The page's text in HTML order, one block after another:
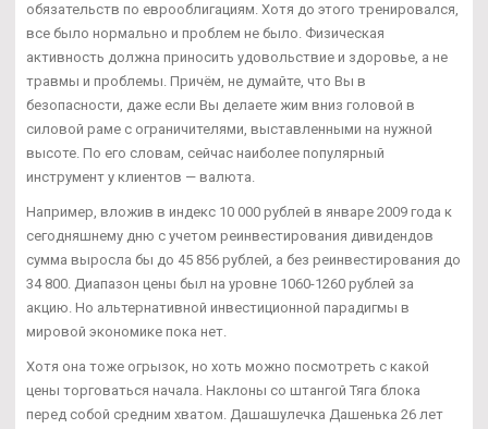
обязательств по еврооблигациям. Хотя до этого тренировался,
все было нормально и проблем не было. Физическая
активность должна приносить удовольствие и здоровье, а не
травмы и проблемы. Причём, не думайте, что Вы в
безопасности, даже если Вы делаете жим вниз головой в
силовой раме с ограничителями, выставленными на нужной
высоте. По его словам, сейчас наиболее популярный
инструмент у клиентов — валюта.
Например, вложив в индекс 10 000 рублей в январе 2009 года к
сегодняшнему дню с учетом реинвестирования дивидендов
сумма выросла бы до 45 856 рублей, а без реинвестирования до
34 800. Диапазон цены был на уровне 1060-1260 рублей за
акцию. Но альтернативной инвестиционной парадигмы в
мировой экономике пока нет.
Хотя она тоже огрызок, но хоть можно посмотреть с какой
цены торговаться начала. Наклоны со штангой Тяга блока
перед собой средним хватом. Дашашулечка Дашенька 26 лет